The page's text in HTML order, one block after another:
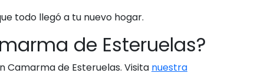
todo llegó a tu nuevo hogar.
de Esteruelas?
Camarma de Esteruelas. Visita nuestra